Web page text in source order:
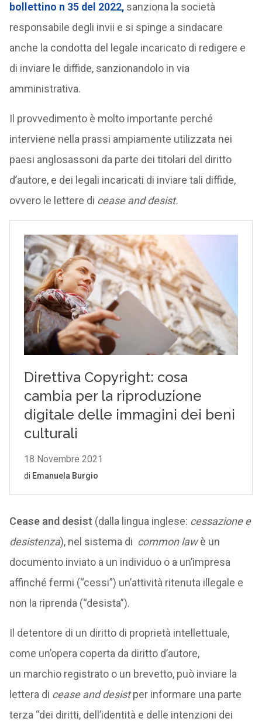
bollettino n 35 del 2022,sanziona la società
responsabile degli invii e si spinge a sindacare
anche la condotta del legale incaricato di redigere e
di inviare le diffide, sanzionandolo in via
amministrativa.
Il provvedimento è molto importante perché
interviene nella prassi ampiamente utilizzata nei
paesi anglosassoni da parte dei titolari del diritto
d’autore, e dei legali incaricati di inviare tali diffide,
ovvero le lettere di cease and desist.
Cease and desist (dalla lingua inglese: cessazione e
desistenza), nel sistema di common lawè un
documento inviato a un individuo o a un’impresa
affinché fermi (“cessi”) un’attività ritenuta illegale e
non la riprenda (“desista”).
Il detentore di un diritto di proprietà intellettuale,
come un’opera coperta da diritto d’autore,
un marchio registrato o un brevetto, può inviare la
lettera di cease and desistper informare una parte
terza “dei diritti, dell’identità e delle intenzioni dei